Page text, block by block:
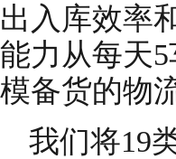
出入库效率
能力从每天
模备货的物
我们将19